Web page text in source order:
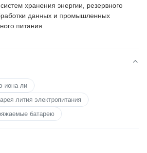
хранения энергии, резервного
данных и промышленных
питания.
иона ли
лития электропитания
батарею